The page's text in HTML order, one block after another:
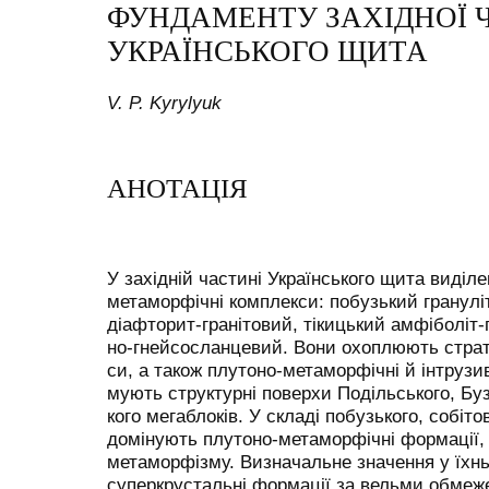
ФУНДАМЕНТУ ЗАХІДНОЇ
УКРАЇНСЬКОГО ЩИТА
V. P. Kyrylyuk
АНОТАЦІЯ
У західній частині Українського щита
метаморфічні комплекси: побузький
діафторит-гранітовий, тікицький амфіболіт-
но-гнейсосланцевий. Вони охоплюють
си, а також плутоно-метаморфічні й
мують структурні поверхи Подільського,
кого мегаблоків. У складі побузького,
домінують плутоно-метаморфічні
метаморфізму. Визначальне значення у
суперкрустальні формації за вельми